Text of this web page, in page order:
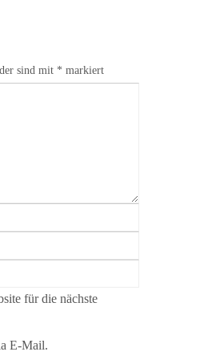
sind mit * markiert
für die nächste
E-Mail.